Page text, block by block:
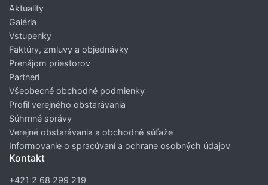
Aktuality
Galéria
Vstupenky
Faktúry, zmluvy a objednávky
Prenájom priestorov
Partneri
Všeobecné obchodné podmienky
Profil verejného obstarávania
Súhrnné správy
Verejné obstarávania a obchodné súťaže
Informovanie o spracúvaní a ochrane osobných údajov
Kontakt
+421 2 68 299 219